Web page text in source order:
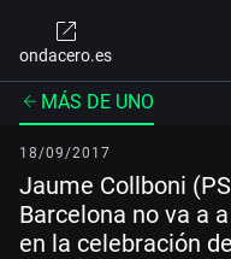
ondacero.es
MÁS DE UNO
18/09/2017
Jaume Collboni
Barcelona no va a
en la celebración